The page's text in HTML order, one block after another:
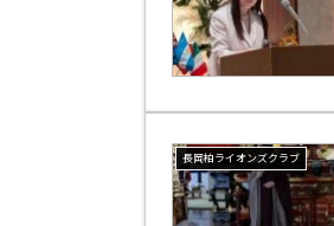
長岡柏ライオンズクラブ